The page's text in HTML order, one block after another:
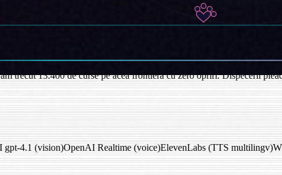
relația cu inspectorii ANAF. Agentul depune; partenerul
mai mult decât orice apărare de audit pe care ar redacta-o
trecut 13.400 de curse pe acea frontieră cu zero opriri. Dispecerii
gpt-4.1 (vision)OpenAI Realtime (voice)ElevenLabs (TTS multilingv)